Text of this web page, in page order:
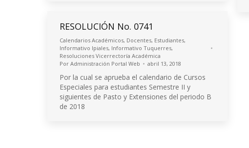
RESOLUCIÓN No. 0741
Calendarios Académicos, Docentes, Estudiantes,
Informativo Ipiales, Informativo Tuquerres,
Resoluciones Vicerrectoría Académica
Por Administración Portal Web abril 13, 2018
Por la cual se aprueba el calendario de Cursos
Especiales para estudiantes Semestre II y
siguientes de Pasto y Extensiones del periodo B
de 2018